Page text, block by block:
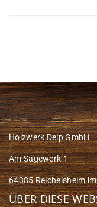
Holzwerk Delp GmbH
Am Sägewerk 1
64385 Reichelsheim
ÜBER DIESE